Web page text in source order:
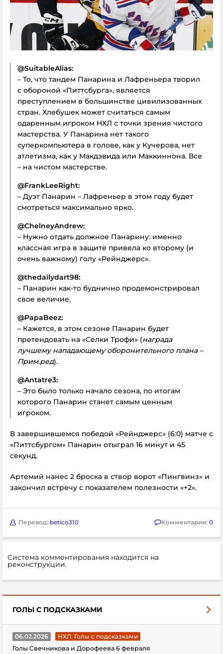
@SuitableAlias:
– То, что тандем Панарина и Лафреньера творил
с обороной «Питтсбурга», является
преступлением в большинстве цивилизованных
стран. Хлебушек может считаться самым
одаренным игроком НХЛ с точки зрения чистого
мастерства. У Панарина нет такого
суперкомпьютера в голове, как у Кучерова, нет
атлетизма, как у Макдэвида или Маккиннона. Все
– на чистом мастерстве.
@FrankLeeRight:
– Дуэт Панарин – Лафреньер в этом году будет
смотреться максимально ярко.
@ChelneyAndrew:
– Нужно отдать должное Панарину: именно
классная игра в защите привела ко второму (и
очень важному) голу «Рейнджерс».
@thedailydart98:
– Панарин как-то буднично продемонстрировал
свое величие.
@PapaBeez:
– Кажется, в этом сезоне Панарин будет
претендовать на «Селки Трофи» (награда
лучшему нападающему оборонительного плана –
Прим.ред).
@Antatre3:
– Это было только начало сезона, по итогам
которого Панарин станет самым ценным
игроком.
В завершившемся победой «Рейнджерс» (6:0) матче с
«Питтсбургом» Панарин отыграл 16 минут и 45
секунд.
Артемий нанес 2 броска в створ ворот «Пингвинз» и
закончил встречу с показателем полезности «+2».
Перевод: betico310 Комментарии: 0
Система комментирования находится на
реконструкции.
ГОЛЫ С ПОДСКАЗКАМИ
06.02.2026
НХЛ. Голы с подсказками
Голы Свечникова и Дорофеева 6 февраля